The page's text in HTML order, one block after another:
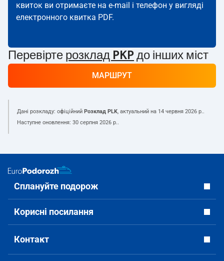
квиток ви отримаєте на e-mail і телефон у вигляді
електронного квитка PDF.
Перевірте розклад PKP до інших міст
МАРШРУТ
Дані розкладу: офіційний Розклад PLK, актуальний на 14 червня 2026 р..
Наступне оновлення: 30 серпня 2026 р..
Сплануйте подорож
Корисні посилання
Контакт